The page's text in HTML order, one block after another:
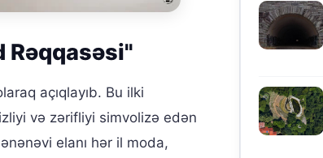
Rəqqasəsi"
açıqlayıb. Bu ilki
və zərifliyi simvolizə edən
elanı hər il moda,